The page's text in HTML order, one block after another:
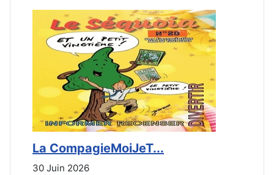
La CompagieMoiJeT...
30 Juin 2026